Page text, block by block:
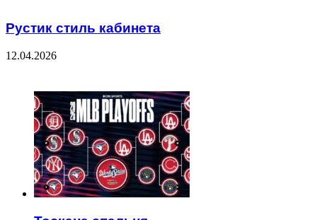
Рустик стиль кабинета
12.04.2026